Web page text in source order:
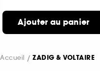
Ajouter au panier
Accueil ZADIG & VOLTAIRE